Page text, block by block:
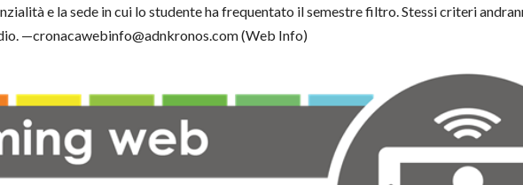
e la sede in cui lo studente ha frequentato il semestre filtro. Stessi criteri
—cronacawebinfo@adnkronos.com (Web Info)